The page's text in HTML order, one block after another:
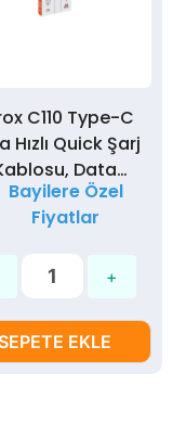
C110 Type-C
Hızlı Quick Şarj
Data
3,0A 18W
Bayilere Özel
Fiyatlar
SEPETE EKLE